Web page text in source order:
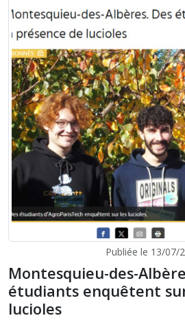
Publiée le 13/07/
Montesquieu-des-
étudiants enquêtent
lucioles